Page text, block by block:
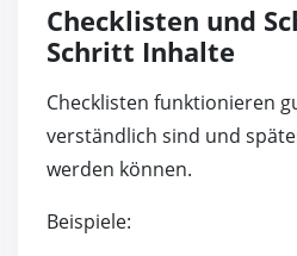
Checklisten und
Schritt Inhalte
Checklisten funktionieren
verständlich sind und
werden können.
Beispiele: